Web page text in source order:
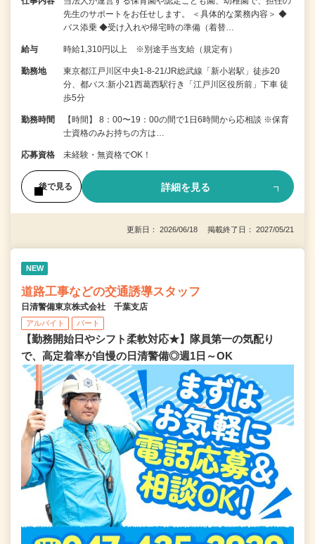
先生のサポートをお任せします。 ＜具体的な業務内容＞ ◆
バス添乗 ◆受け入れや帰宅時の準備（着替…
給与 時給1,310円以上 ※別途手当支給（規定有）
勤務地
東京都江戸川区中央1-8-21/JR総武線「新小岩駅」徒歩20
分、都バス:新小21西葛西駅行き「江戸川区役所前」下車 徒
歩5分
勤務時間
【時間】 8：00〜19：00の間で1日6時間から応相談 ※保育
士資格のみお持ちの方は…
応募資格 未経験・無資格でOK！
後で見る 詳細を見る
更新日： 2026/06/18 掲載終了日： 2027/05/21
NEW
道路工事などの交通誘導スタッフ
日清警備東京株式会社 千葉支店
アルバイト パート
【勤務開始日やシフト柔軟対応★】隊員第一の気配り
で、高定着率が自慢の日清警備◎週1日～OK